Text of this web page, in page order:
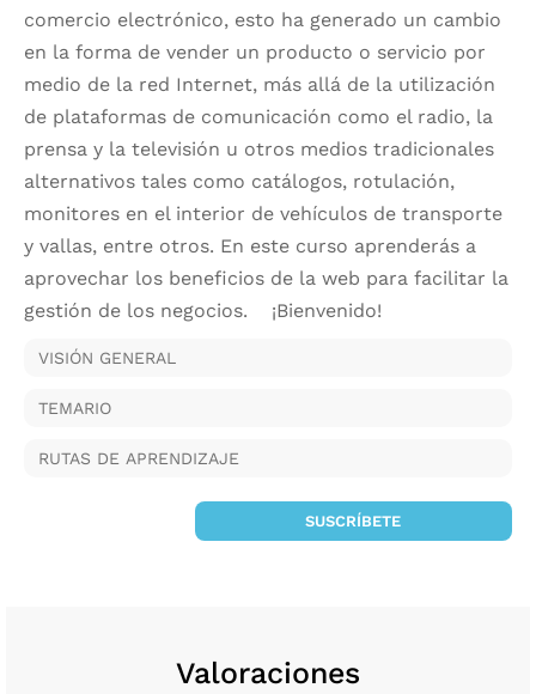
comercio electrónico, esto ha generado un cambio
en la forma de vender un producto o servicio por
medio de la red Internet, más allá de la utilización
de plataformas de comunicación como el radio, la
prensa y la televisión u otros medios tradicionales
alternativos tales como catálogos, rotulación,
monitores en el interior de vehículos de transporte
y vallas, entre otros. En este curso aprenderás a
aprovechar los beneficios de la web para facilitar la
gestión de los negocios.
¡Bienvenido!
VISIÓN GENERAL
TEMARIO
RUTAS DE APRENDIZAJE
SUSCRÍBETE
Valoraciones